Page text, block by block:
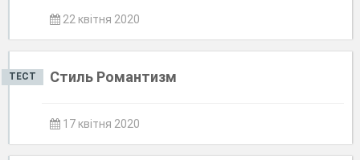
22 квітня 2020
ТЕСТ Стиль Романтизм
17 квітня 2020